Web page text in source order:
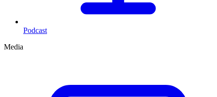
Podcast
Media